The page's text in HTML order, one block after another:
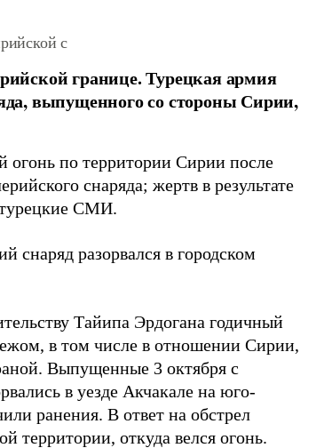
с
границе. Турецкая армия
выпущенного со стороны Сирии,
огонь по территории Сирии после
снаряда; жертв в результате
турецкие СМИ.
снаряд разорвался в городском
Тайипа Эрдогана годичный
в том числе в отношении Сирии,
Выпущенные 3 октября с
в уезде Акчакале на юго-
ранения. В ответ на обстрел
территории, откуда велся огонь.